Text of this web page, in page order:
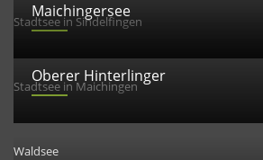
Stadtsee in Sindelfingen
Maichingersee
Stadtsee in Maichingen
Oberer Hinterlinger
Waldsee